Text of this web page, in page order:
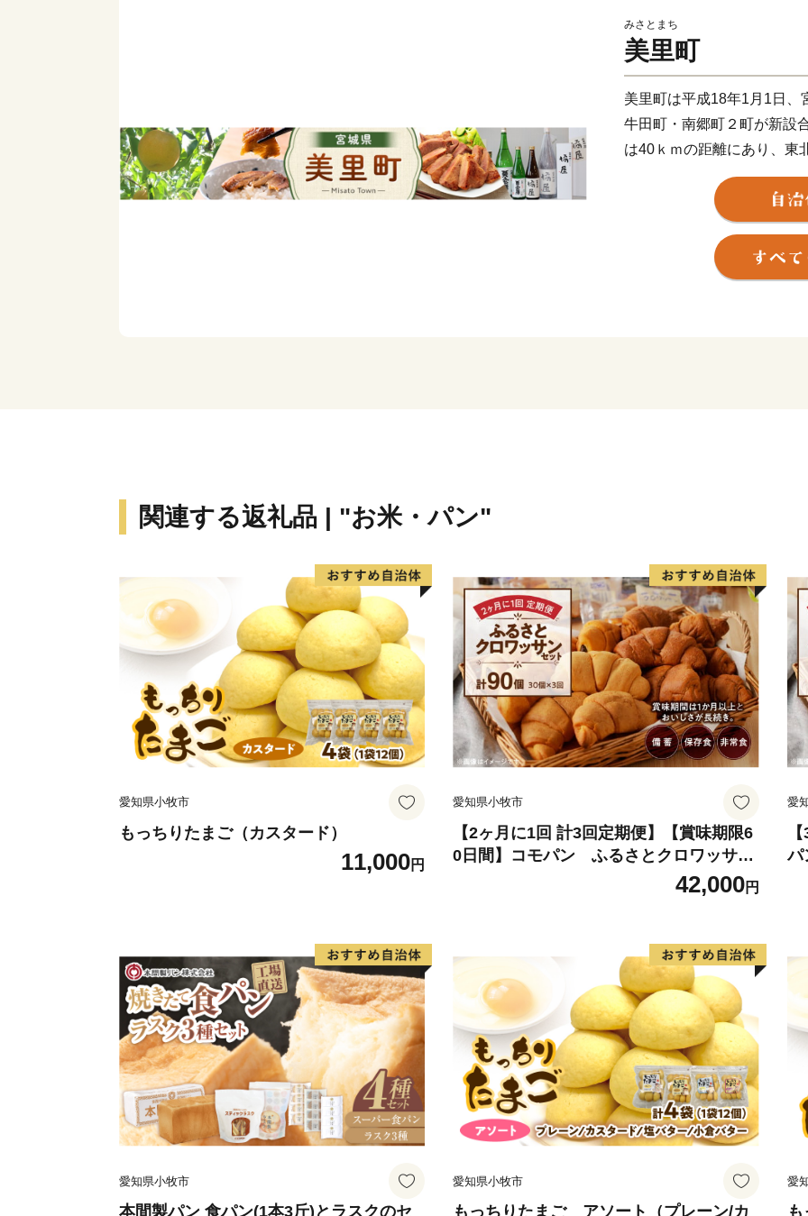
みさとまち
美里町
美里町は平成18年1月1日、
牛田町・南郷町２町が新設
は40ｋｍの距離にあり、東
交通の要衝となっています
さから、仙台市・石巻市・
多く、宅地開発も盛んです
気候は太平洋側気候で、冬
短いことから、とても住み
奥羽山系を源とする鳴瀬
関連する返礼品 | "お米・パン"
愛知県小牧市
もっちりたまご（カスタード）
11,000円
愛知県小牧市
【2ヶ月に1回 計3回定期便】【賞味期限6
0日間】コモパン ふるさとクロワッサン
セット（計90個）／災害用備蓄 保存食 非
42,000円
愛
パ
0
愛知県小牧市
本間製パン 食パン(1本3斤)とラスクのセ
愛知県小牧市
もっちりたまご アソート（プレーン/カ
愛